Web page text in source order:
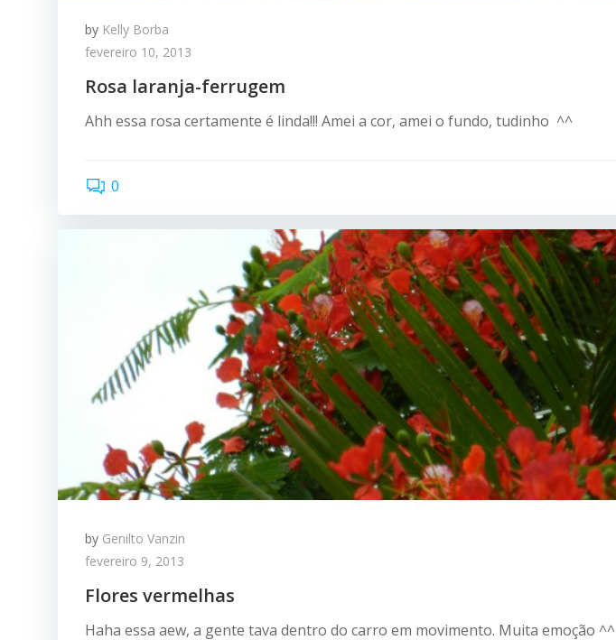
by Kelly Borba
fevereiro 10, 2013
Rosa laranja-ferrugem
Ahh essa rosa certamente é linda!!! Amei a cor, amei o fundo, tudinho ^^
0
by Genilto Vanzin
fevereiro 9, 2013
Flores vermelhas
Haha essa aew, a gente tava dentro do carro em movimento. Muita emoção ^^